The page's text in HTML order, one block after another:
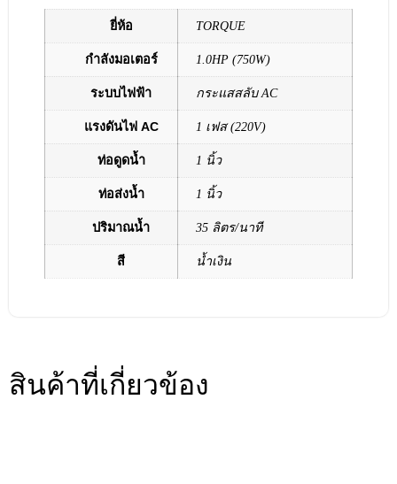
ยี่ห้อ TORQUE
กำลังมอเตอร์ 1.0HP (750W)
ระบบไฟฟ้า กระแสสลับ AC
แรงดันไฟ AC 1 เฟส (220V)
ท่อดูดน้ำ 1 นิ้ว
ท่อส่งน้ำ 1 นิ้ว
ปริมาณน้ำ 35 ลิตร/นาที
สี น้ำเงิน
สินค้าที่เกี่ยวข้อง